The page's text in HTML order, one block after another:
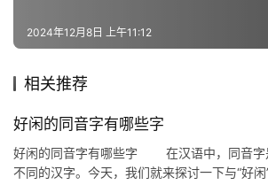
组
拼
2024年12月8日 上午11:12
相关推荐
好闲的同音字有哪些字
好闲的同音字有哪些字 在汉语中，同音字
不同的汉字。今天，我们就来探讨一下与“好闲